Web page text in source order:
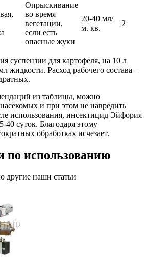
Опрыскивание
во время
вегетации,
если есть
опасные жуки
20-40 мл/
м. кв.
2
суспензии для картофеля, на 10 л
жидкости. Расход рабочего состава –
из таблицы, можно
и при этом не навредить
использования, инсектицид Эйфория
40 суток. Благодаря этому
обработках исчезает.
по использованию
другие наши статьи